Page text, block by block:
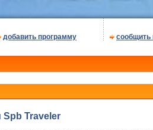
добавить программу сообщить
Traveler